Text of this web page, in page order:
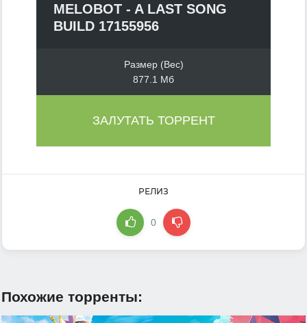
MELOBOT - A LAST SONG
BUILD 17155956
Размер (Вес)
877.1 Мб
ЗАЛУТАТЬ ТОРРЕНТ
РЕЛИЗ
0
Похожие торренты: